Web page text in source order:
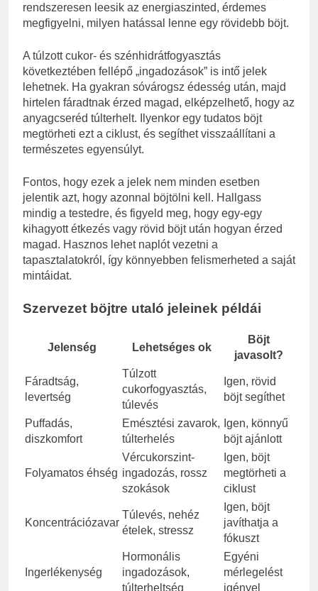
rendszeresen leesik az energiaszinted, érdemes
megfigyelni, milyen hatással lenne egy rövidebb böjt.
A túlzott cukor- és szénhidrátfogyasztás
következtében fellépő „ingadozások” is intő jelek
lehetnek. Ha gyakran sóvárogsz édesség után, majd
hirtelen fáradtnak érzed magad, elképzelhető, hogy az
anyagcseréd túlterhelt. Ilyenkor egy tudatos böjt
megtörheti ezt a ciklust, és segíthet visszaállítani a
természetes egyensúlyt.
Fontos, hogy ezek a jelek nem minden esetben
jelentik azt, hogy azonnal böjtölni kell. Hallgass
mindig a testedre, és figyeld meg, hogy egy-egy
kihagyott étkezés vagy rövid böjt után hogyan érzed
magad. Hasznos lehet naplót vezetni a
tapasztalatokról, így könnyebben felismerheted a saját
mintáidat.
Szervezet böjtre utaló jeleinek példái
Jelenség Lehetséges ok
Böjt
javasolt?
Fáradtság,
levertség
Túlzott
cukorfogyasztás,
túlevés
Igen, rövid
böjt segíthet
Puffadás,
diszkomfort
Emésztési zavarok,
túlterhelés
Igen, könnyű
böjt ajánlott
Folyamatos éhség
Vércukorszint-
ingadozás, rossz
szokások
Igen, böjt
megtörheti a
ciklust
Koncentrációzavar
Túlevés, nehéz
ételek, stressz
Igen, böjt
javíthatja a
fókuszt
Ingerlékenység
Hormonális
ingadozások,
túlterheltség
Egyéni
mérlegelést
igényel